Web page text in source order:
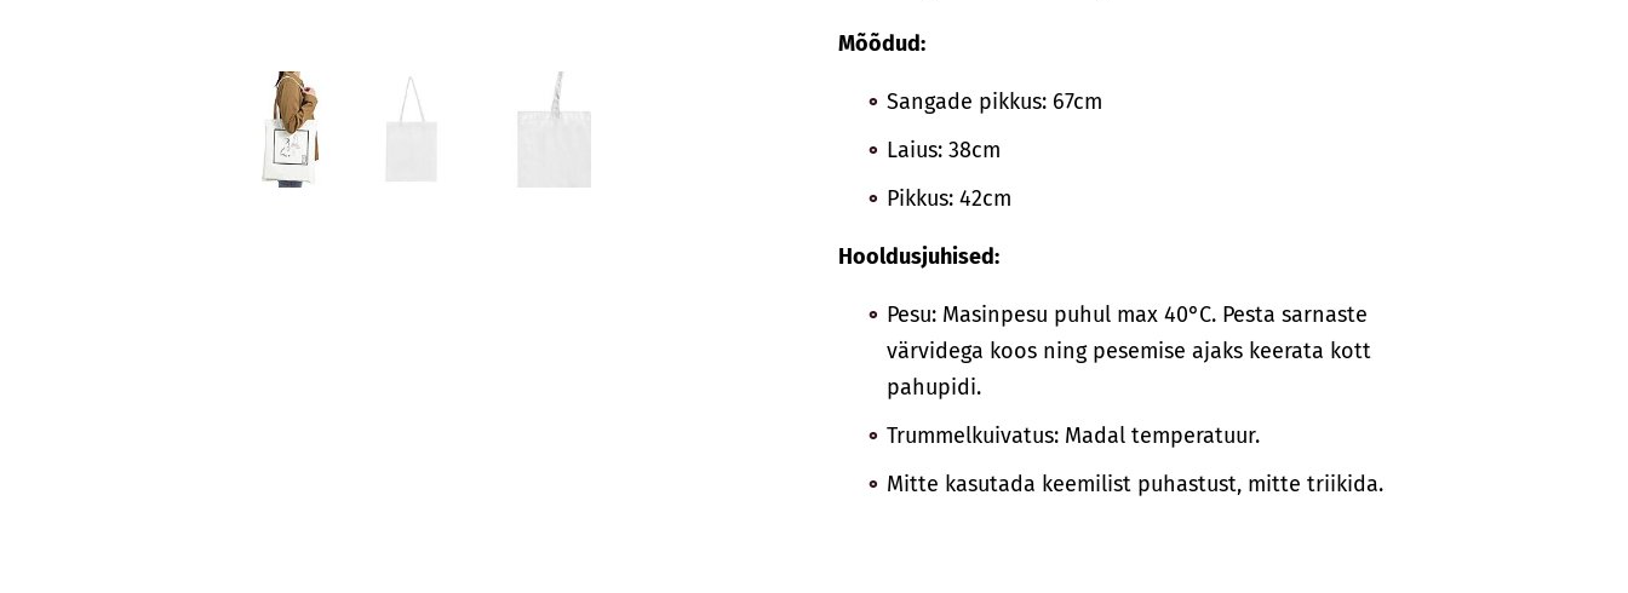
Mõõdud:
Sangade pikkus: 67cm
Laius: 38cm
Pikkus: 42cm
Hooldusjuhised:
Pesu: Masinpesu puhul max 40°C. Pesta sarnaste
värvidega koos ning pesemise ajaks keerata kott
pahupidi.
Trummelkuivatus: Madal temperatuur.
Mitte kasutada keemilist puhastust, mitte triikida.